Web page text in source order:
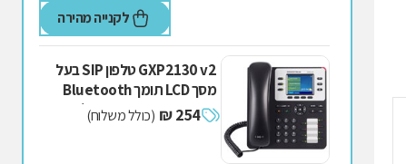
לקנייה מהירה
GXP2130 v2 טלפון SIP בעל
מסך LCD תומך Bluetooth
תוצרת Grandstream (יד
254 ₪ (כולל משלוח)